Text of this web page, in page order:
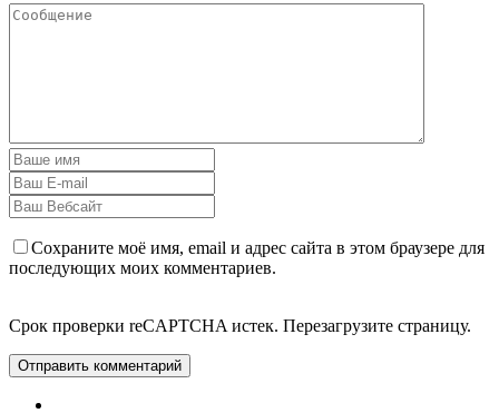
Сохраните моё имя, email и адрес сайта в этом браузере для
последующих моих комментариев.
Срок проверки reCAPTCHA истек. Перезагрузите страницу.